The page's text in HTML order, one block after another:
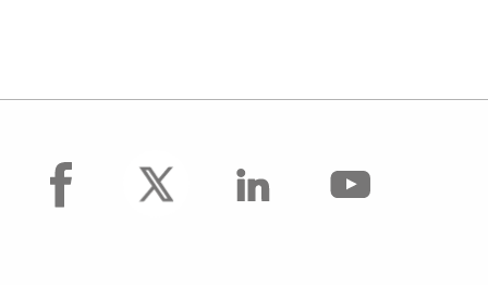
facebook